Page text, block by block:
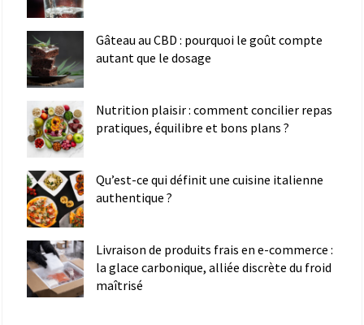
Gâteau au CBD : pourquoi le goût compte
autant que le dosage
Nutrition plaisir : comment concilier repas
pratiques, équilibre et bons plans ?
Qu’est-ce qui définit une cuisine italienne
authentique ?
Livraison de produits frais en e-commerce :
la glace carbonique, alliée discrète du froid
maîtrisé